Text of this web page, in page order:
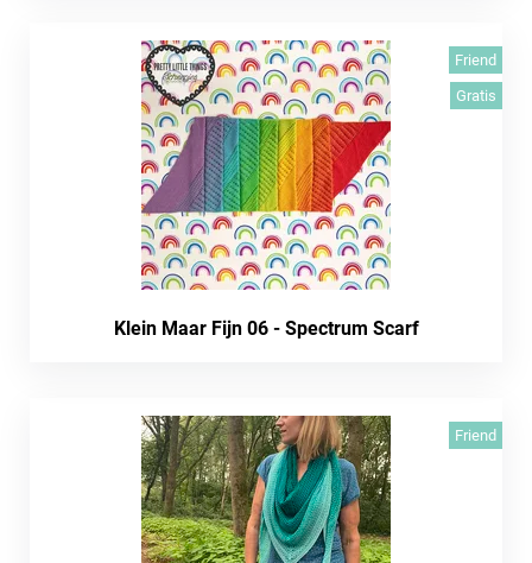
Friend
Gratis
Klein Maar Fijn 06 - Spectrum Scarf
Friend